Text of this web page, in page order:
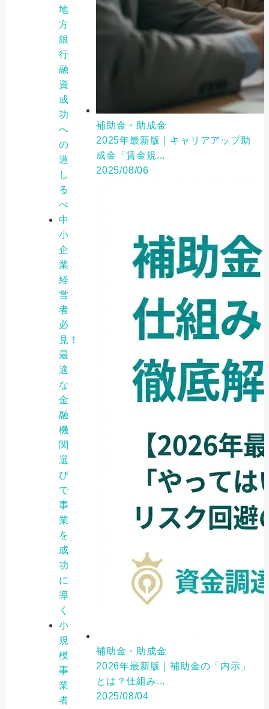
地
方
銀
行
融
資
成
功
へ
の
道
し
る
べ
中
小
企
業
経
営
者
必
見！
最
適
な
金
融
機
関
選
び
で
事
業
を
成
功
に
導
く
小
規
模
事
業
者
補助金・助成金
2025年最新版｜キャリアアップ助
成金「賃金規...
2025/08/06
補助金・助成金
2026年最新版｜補助金の「内示」
とは？仕組み...
2025/08/04